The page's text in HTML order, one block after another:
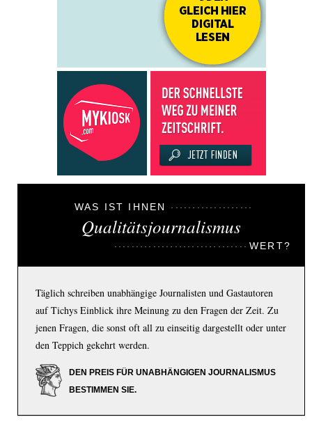
WAS IST IHNEN
Qualitätsjournalismus
WERT?
Täglich schreiben unabhängige Journalisten und Gastautoren
auf Tichys Einblick ihre Meinung zu den Fragen der Zeit. Zu
jenen Fragen, die sonst oft all zu einseitig dargestellt oder unter
den Teppich gekehrt werden.
DEN PREIS FÜR UNABHÄNGIGEN JOURNALISMUS
BESTIMMEN SIE.